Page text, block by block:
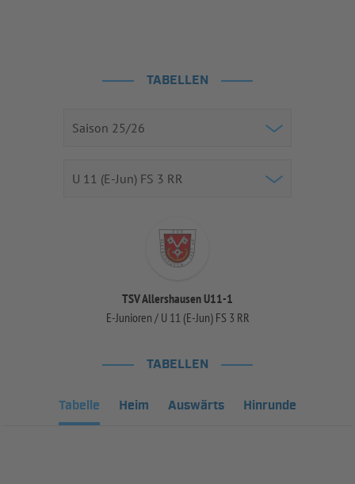
TABELLEN
TSV Allershausen U11-1
E-Junioren / U 11 (E-Jun) FS 3 RR
TABELLEN
Tabelle Heim Auswärts Hinrunde